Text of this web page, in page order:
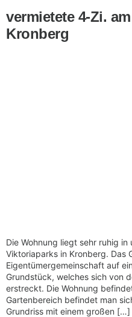
vermietete 4-Zi.
Kronberg
Die Wohnung liegt sehr ruhig
Viktoriaparks in Kronberg. Das
Eigentümergemeinschaft auf
Grundstück, welches sich von
erstreckt. Die Wohnung
Gartenbereich befindet man
Grundriss mit einem großen […]